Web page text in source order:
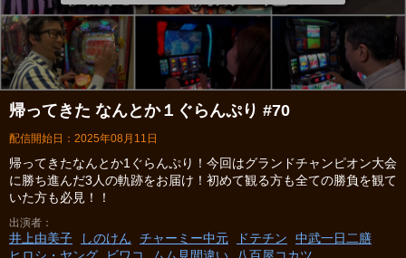
帰ってきた なんとか１ぐらんぷり #70
配信開始日：2025年08月11日
帰ってきたなんとか1ぐらんぷり！今回はグランドチャンピオン大会
に勝ち進んだ3人の軌跡をお届け！初めて観る方も全ての勝負を観て
いた方も必見！！
出演者
井上由美子 しのけん チャーミー中元 ドテチン
中武一日二膳